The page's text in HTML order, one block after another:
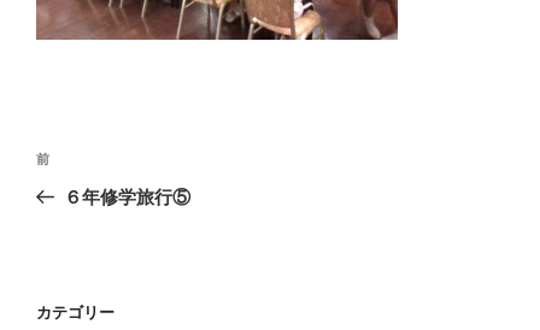
投
ー
前
の
前
６年修学旅行⑤
カテゴリー